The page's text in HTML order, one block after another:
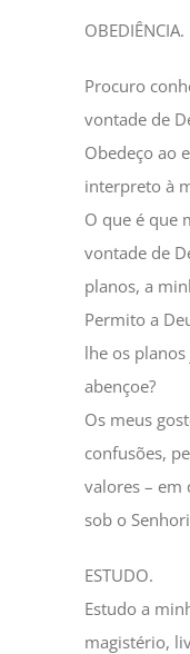
OBEDIÊNCIA.
Procuro
vontade de
Obedeço ao
interpreto à
O que é que
vontade de
planos, a
Permito a
lhe os
abençoe?
Os meus
confusões,
valores – em
sob o
ESTUDO.
Estudo a
magistério,